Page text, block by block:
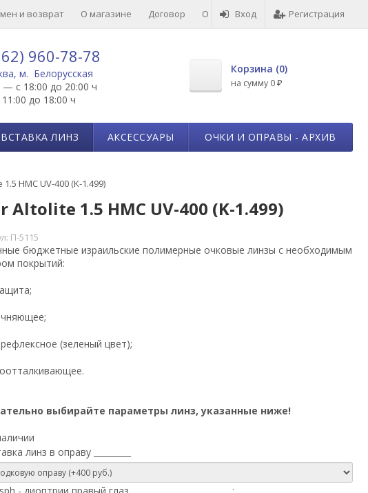
Вход Регистрация
и возврат О магазине Договор О товарах Отзывы
960-78-78
м. Белорусская
с 18:00 до 20:00 ч
до 18:00 ч
Корзина (0)
на сумму 0 ₽
ВСТАВКА ЛИНЗ АКСЕССУАРЫ ОЧКИ И ОПРАВЫ - АРХИВ
HMC UV-400 (K-1.499)
1.5 HMC UV-400 (K-1.499)
П-5115
бюджетные израильские полимерные очковые линзы с необходимым
покрытий:
(зеленый цвет);
выбирайте параметры линз, указанные ниже!
линз в оправу _________